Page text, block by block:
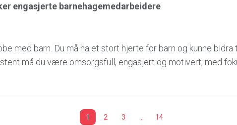
engasjerte barnehagemedarbeidere
med barn. Du må ha et stort hjerte for barn og kunne bidra
må du være omsorgsfull, engasjert og motivert, med
1 2 3 … 14